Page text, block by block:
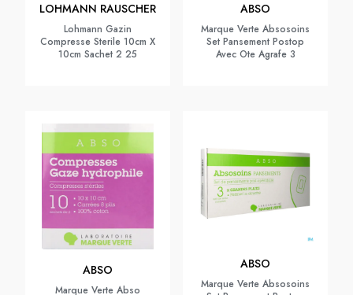
LOHMANN RAUSCHER
Lohmann Gazin
Compresse Sterile 10cm X
10cm Sachet 2 25
ABSO
Marque Verte Absosoins
Set Pansement Postop
Avec Ote Agrafe 3
ABSO
Marque Verte Abso
ABSO
Marque Verte Absosoins